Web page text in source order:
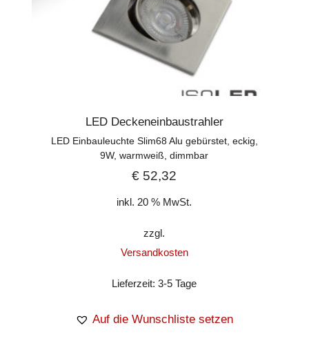
LED Deckeneinbaustrahler
LED Einbauleuchte Slim68 Alu gebürstet, eckig,
9W, warmweiß, dimmbar
€ 52,32
inkl. 20 % MwSt.
zzgl.
Versandkosten
Lieferzeit:3-5 Tage
Auf die Wunschliste setzen